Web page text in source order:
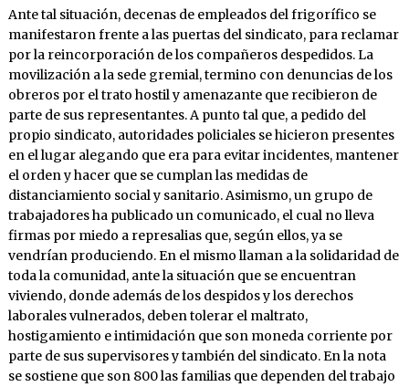
Ante tal situación, decenas de empleados del frigorífico se
manifestaron frente a las puertas del sindicato, para reclamar
por la reincorporación de los compañeros despedidos. La
movilización a la sede gremial, termino con denuncias de los
obreros por el trato hostil y amenazante que recibieron de
parte de sus representantes. A punto tal que, a pedido del
propio sindicato, autoridades policiales se hicieron presentes
en el lugar alegando que era para evitar incidentes, mantener
el orden y hacer que se cumplan las medidas de
distanciamiento social y sanitario. Asimismo, un grupo de
trabajadores ha publicado un comunicado, el cual no lleva
firmas por miedo a represalias que, según ellos, ya se
vendrían produciendo. En el mismo llaman a la solidaridad de
toda la comunidad, ante la situación que se encuentran
viviendo, donde además de los despidos y los derechos
laborales vulnerados, deben tolerar el maltrato,
hostigamiento e intimidación que son moneda corriente por
parte de sus supervisores y también del sindicato. En la nota
se sostiene que son 800 las familias que dependen del trabajo